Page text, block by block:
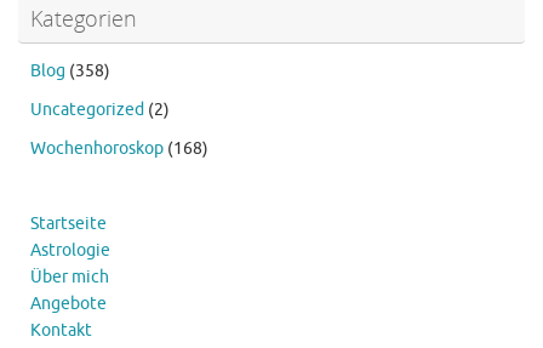
Kategorien
Blog (358)
Uncategorized (2)
Wochenhoroskop (168)
Startseite
Astrologie
Über mich
Angebote
Kontakt